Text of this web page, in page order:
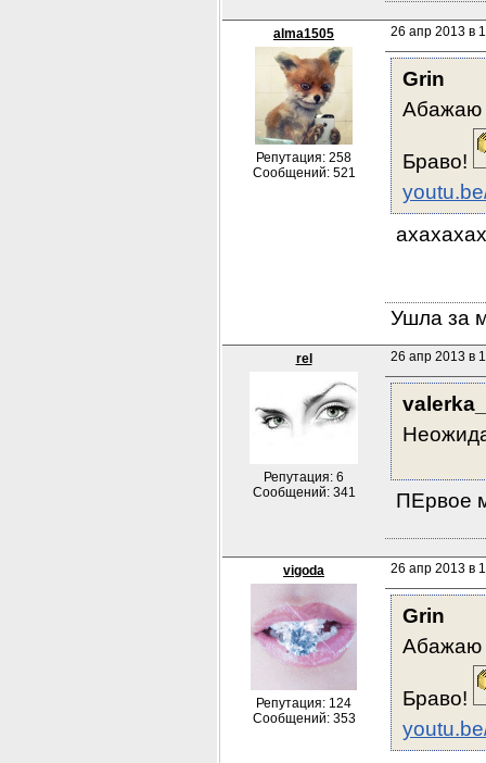
alma1505
Репутация: 258
Сообщений: 521
26 апр 2013 в
Grin
Абажаю
Браво!
Ушла за
rel
Репутация: 6
Сообщений: 341
26 апр 2013 в
ПЕрвое
vigoda
Репутация: 124
Сообщений: 353
26 апр 2013 в
Grin
Абажаю
Браво!